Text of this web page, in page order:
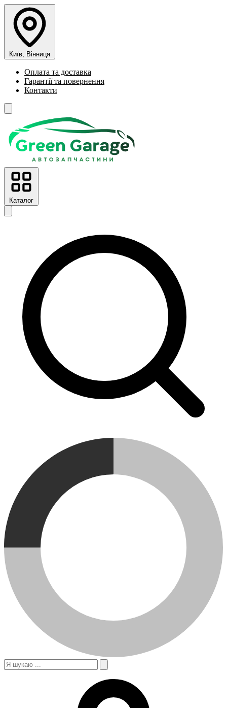
Київ, Вінниця
Оплата та доставка
Гарантії та повернення
Контакти
Каталог